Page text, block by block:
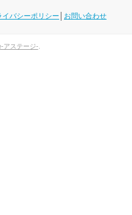
イバシーポリシー お問い合わせ
アステージ-